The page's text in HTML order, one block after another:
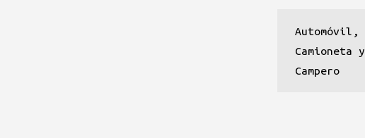
Automóvil,
Camioneta y
Campero